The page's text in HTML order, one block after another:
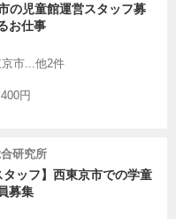
の児童館運営スタッフ募
お仕事
市...他2件
円
研究所
タッフ】西東京市での学童
募集